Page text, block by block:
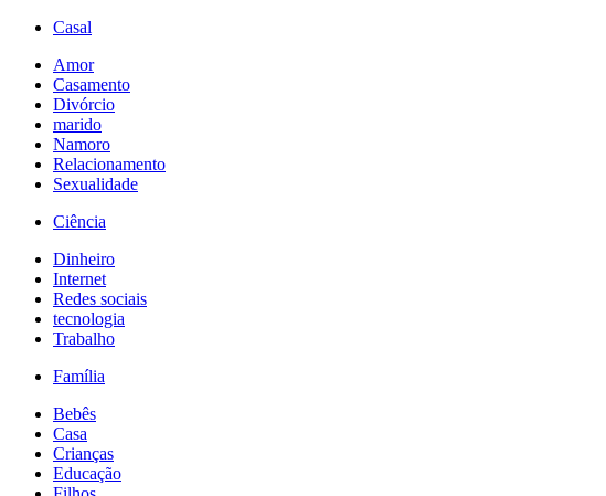
Casal
Amor
Casamento
Divórcio
marido
Namoro
Relacionamento
Sexualidade
Ciência
Dinheiro
Internet
Redes sociais
tecnologia
Trabalho
Família
Bebês
Casa
Crianças
Educação